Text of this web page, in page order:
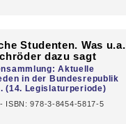
Studenten. Was u.a.
dazu sagt
Aktuelle
in der Bundesrepublik
(14. Legislaturperiode)
ISBN: 978-3-8454-5817-5